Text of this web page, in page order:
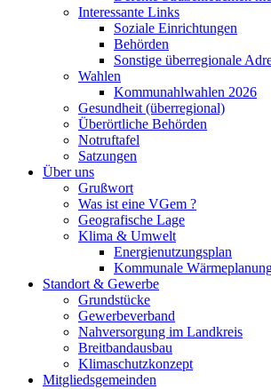
Interessante Links
Soziale Einrichtungen
Behörden
Sonstige überregionale
Wahlen
Kommunahlwahlen 2026
Gesundheit (überregional)
Überörtliche Behörden
Notruftafel
Satzungen
Über uns
Grußwort
Was ist eine VGem ?
Geografische Lage
Klima & Umwelt
Energienutzungsplan
Kommunale
Standort & Gewerbe
Grundstücke
Gewerbeverband
Nahversorgung im Landkreis
Breitbandausbau
Klimaschutzkonzept
Mitgliedsgemeinden